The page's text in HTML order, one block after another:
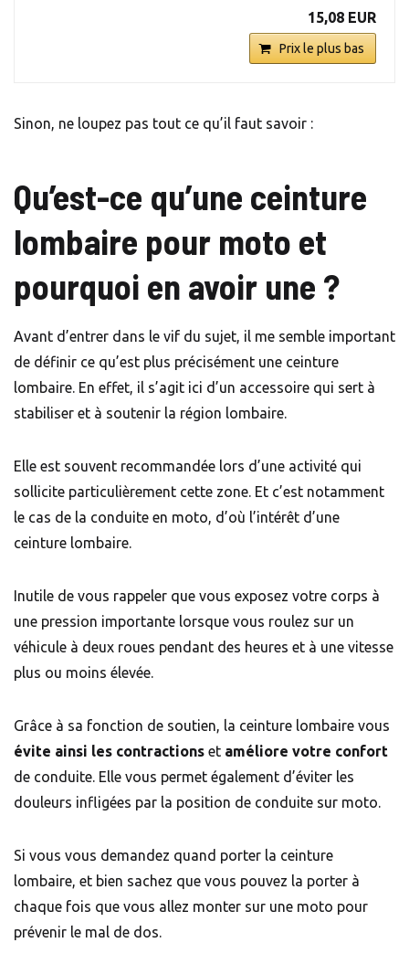
15,08 EUR
Prix le plus bas
Sinon, ne loupez pas tout ce qu’il faut savoir :
Qu’est-ce qu’une ceinture
lombaire pour moto et
pourquoi en avoir une ?
Avant d’entrer dans le vif du sujet, il me semble important
de définir ce qu’est plus précisément une ceinture
lombaire. En effet, il s’agit ici d’un accessoire qui sert à
stabiliser et à soutenir la région lombaire.
Elle est souvent recommandée lors d’une activité qui
sollicite particulièrement cette zone. Et c’est notamment
le cas de la conduite en moto, d’où l’intérêt d’une
ceinture lombaire.
Inutile de vous rappeler que vous exposez votre corps à
une pression importante lorsque vous roulez sur un
véhicule à deux roues pendant des heures et à une vitesse
plus ou moins élevée.
Grâce à sa fonction de soutien, la ceinture lombaire vous
évite ainsi les contractions et améliore votre confort
de conduite. Elle vous permet également d’éviter les
douleurs infligées par la position de conduite sur moto.
Si vous vous demandez quand porter la ceinture
lombaire, et bien sachez que vous pouvez la porter à
chaque fois que vous allez monter sur une moto pour
prévenir le mal de dos.